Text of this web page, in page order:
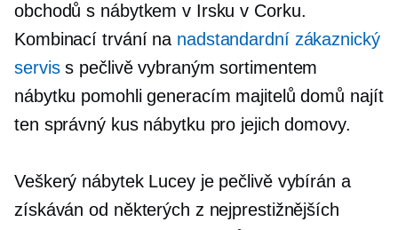
obchodů s nábytkem v Irsku v Corku.
Kombinací trvání na nadstandardní zákaznický
serviss pečlivě vybraným sortimentem
nábytku pomohli generacím majitelů domů najít
ten správný kus nábytku pro jejich domovy.
Veškerý nábytek Lucey je pečlivě vybírán a
získáván od některých z nejprestižnějších